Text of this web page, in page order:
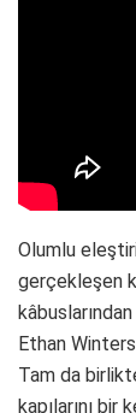
Olumlu
gerçekleşen
Ethan
Tam da
kapılarını bir